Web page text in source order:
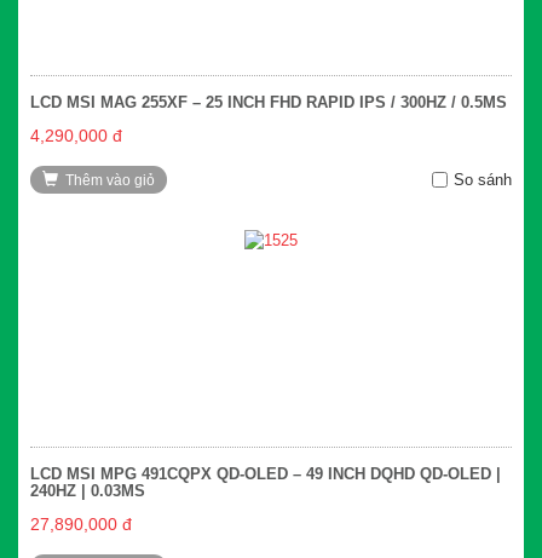
LCD MSI MAG 255XF – 25 INCH FHD RAPID IPS / 300HZ / 0.5MS
4,290,000 đ
Thêm vào giỏ So sánh
LCD MSI MPG 491CQPX QD-OLED – 49 INCH DQHD QD-OLED |
240HZ | 0.03MS
27,890,000 đ